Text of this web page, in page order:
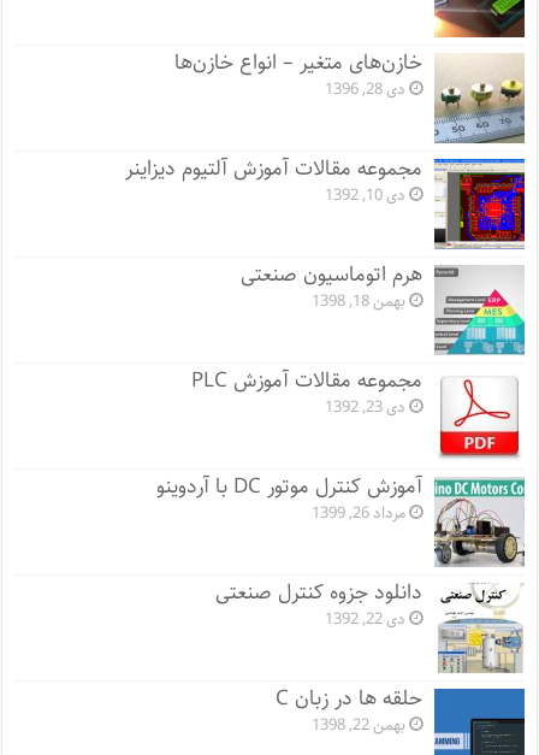
خازن‌های متغیر – انواع خازن‌ها
دی 28, 1396
مجموعه مقالات آموزش آلتیوم دیزاینر
دی 10, 1392
هرم اتوماسیون صنعتی
بهمن 18, 1398
مجموعه مقالات آموزش PLC
دی 23, 1392
آموزش کنترل موتور DC با آردوینو
مرداد 26, 1399
دانلود جزوه کنترل صنعتی
دی 22, 1392
حلقه ها در زبان C
بهمن 22, 1398